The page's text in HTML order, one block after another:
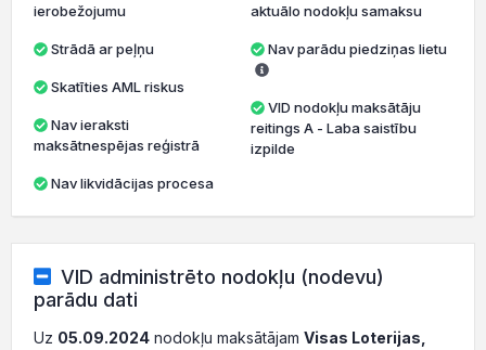
ierobežojumu
Strādā ar peļņu
Skatīties AML riskus
maksātnespējas reģistrā
Nav likvidācijas procesa
aktuālo nodokļu samaksu
Nav parādu piedziņas lietu
VID nodokļu maksātāju
reitings A - Laba saistību
izpilde
VID administrēto nodokļu (nodevu)
parādu dati
Uz 05.09.2024 nodokļu maksātājam Visas Loterijas,